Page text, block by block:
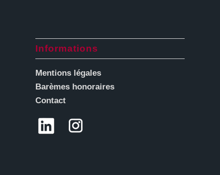
Informations
Mentions légales
Barèmes honoraires
Contact